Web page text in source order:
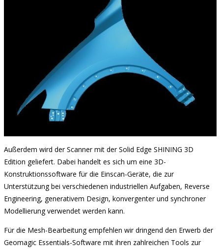
Außerdem wird der Scanner mit der Solid Edge SHINING 3D
Edition geliefert. Dabei handelt es sich um eine 3D-
Konstruktionssoftware für die Einscan-Geräte, die zur
Unterstützung bei verschiedenen industriellen Aufgaben, Reverse
Engineering, generativem Design, konvergenter und synchroner
Modellierung verwendet werden kann.
Für die Mesh-Bearbeitung empfehlen wir dringend den Erwerb der
Geomagic Essentials-Software mit ihren zahlreichen Tools zur